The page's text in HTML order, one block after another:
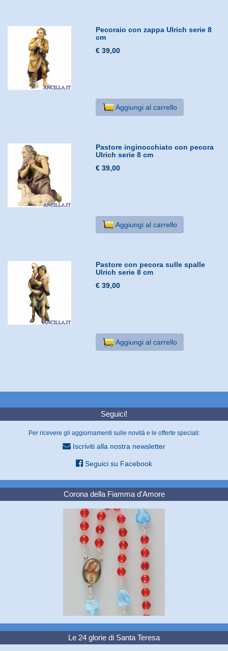
Pecoraio con zappa Ulrich serie 8
cm
€ 39,00
Aggiungi al carrello
Pastore inginocchiato con pecora
Ulrich serie 8 cm
€ 39,00
Aggiungi al carrello
Pastore con pecora sulle spalle
Ulrich serie 8 cm
€ 39,00
Aggiungi al carrello
Seguici!
Per ricevere gli aggiornamenti sulle novità e le offerte speciali:
Iscriviti alla nostra newsletter
Seguici su Facebook
Corona della Fiamma d'Amore
Le 24 glorie di Santa Teresa